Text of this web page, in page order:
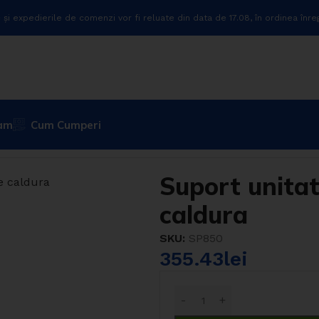
expedierile de comenzi vor fi reluate din data de 17.08, în ordinea
Cum Cumperi
Suport
caldura
SKU: SP850
355.43lei